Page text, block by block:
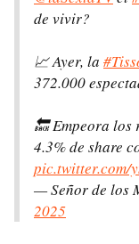
de vivir?
📈 Ayer, la
372.000
🔙 Empeora los
4.3% de share
pic.twitter.com/
— Señor de los
2025